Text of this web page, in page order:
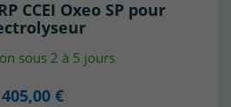
CCEI Oxeo SP pour
sous 2 à 5 jours
405,00 €